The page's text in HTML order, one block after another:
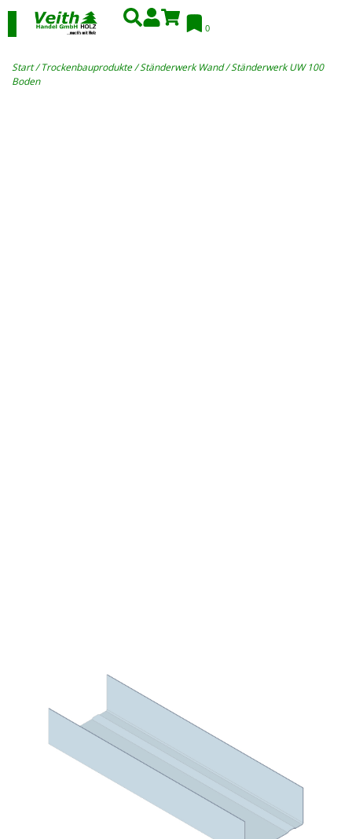
0
Start/Trockenbauprodukte/Ständerwerk Wand/ Ständerwerk UW 100
Boden